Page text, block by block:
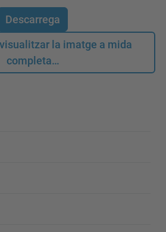
Descarrega
la imatge a mida
completa…